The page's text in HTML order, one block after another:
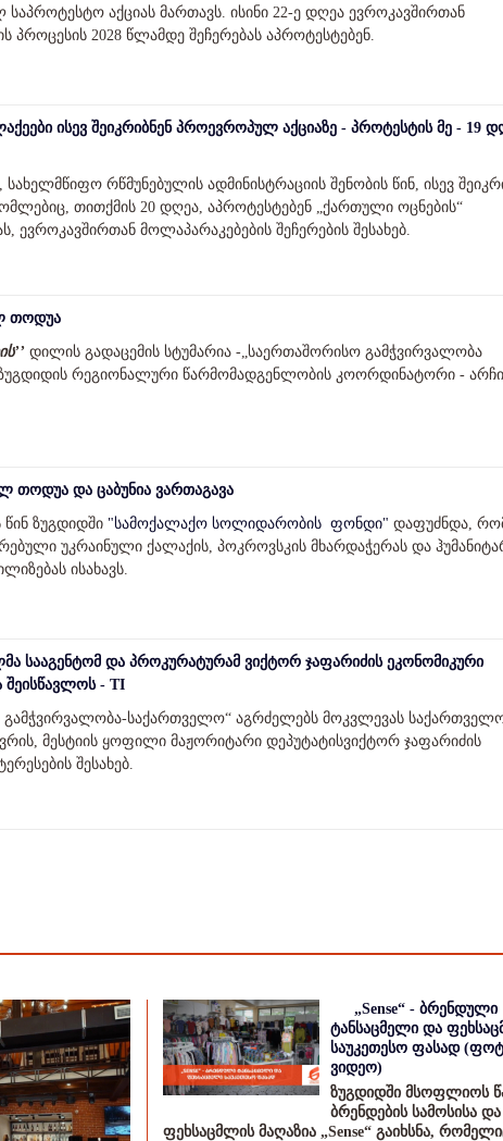
აქციას მართავს. ისინი 22-ე დღეა ევროკავშირთან
პროცესის 2028 წლამდე შეჩერებას აპროტესტებენ.
ისევ შეიკრიბნენ პროევროპულ აქციაზე - პროტესტის მე - 19
რწმუნებულის ადმინისტრაციის შენობის წინ, ისევ
თითქმის 20 დღეა, აპროტესტებენ „ქართული ოცნების“
ევროკავშირთან მოლაპარაკებების შეჩერების შესახებ.
თოდუა
დილის გადაცემის სტუმარია -„საერთაშორისო გამჭვირვალობა
რეგიონალური წარმომადგენლობის კოორდინატორი -
თოდუა და ცაბუნია ვართაგავა
ზუგდიდში "სამოქალაქო სოლიდარობის ფონდი" დაფუძნდა,
უკრაინული ქალაქის, პოკროვსკის მხარდაჭერას და
ისახავს.
სააგენტომ და პროკურატურამ ვიქტორ ჯაფარიძის ეკონომიკური
შეისწავლოს - TI
გამჭვირვალობა-საქართველო“ აგრძელებს მოკვლევას
მესტიის ყოფილი მაჟორიტარი დეპუტატისვიქტორ ჯაფარიძის
შესახებ.
„Sense“ - ბრენდული
ტანსაცმელი და
საუკეთესო ფასად
ვიდეო)
ზუგდიდში მსოფლიოს
ბრენდების სამოსისა და
ფეხსაცმლის მაღაზია „Sense“ გაიხსნა,